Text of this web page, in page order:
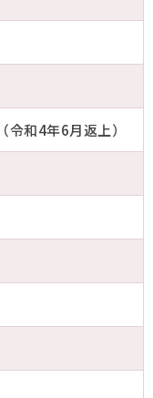
和4年6月返上）